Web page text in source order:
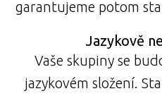
garantujeme potom
Jazykově
Vaše skupiny se
jazykovém složení.